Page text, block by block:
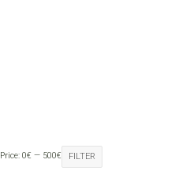
FILTER
Price:0€ — 500€